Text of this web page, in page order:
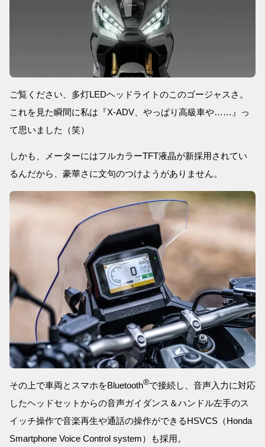
ご覧ください、多灯LEDヘッドライトのこのゴージャスさ。
これを見た瞬間に私は『X-ADV、やっぱり高級車や……』っ
て思いました（笑）
しかも、メーターにはフルカラーTFT液晶が新採用されてい
るんだから、豪華さに文句のつけようがありません。
その上で車両とスマホをBluetooth®で接続し、音声入力に対応
したヘッドセットからの音声ガイダンス＆ハンドル左手のス
イッチ操作で音楽再生や通話の操作ができるHSVCS（Honda
Smartphone Voice Control system）も採用。